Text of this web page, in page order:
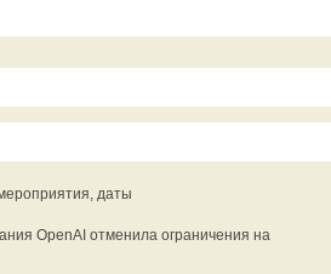
даты
OpenAI отменила ограничения на